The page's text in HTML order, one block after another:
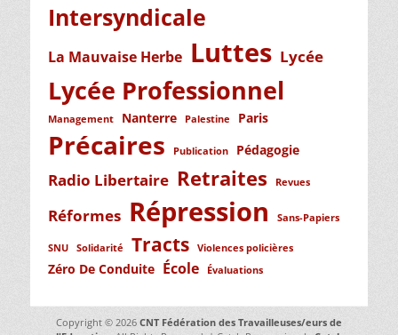
Intersyndicale
La Mauvaise Herbe Luttes Lycée
Lycée Professionnel
Management Nanterre Palestine Paris
Précaires Publication Pédagogie
Radio Libertaire Retraites Revues
Réformes Répression Sans-Papiers
SNU Solidarité Tracts Violences policières
Zéro De Conduite École Évaluations
Copyright © 2026 CNT Fédération des Travailleuses/eurs de